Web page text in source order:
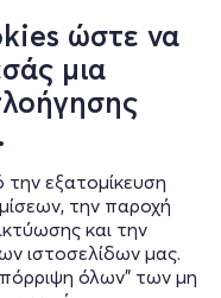
ώστε να
μια
εξατομίκευση
την παροχή
και την
ιστοσελίδων μας.
όλων" των μη